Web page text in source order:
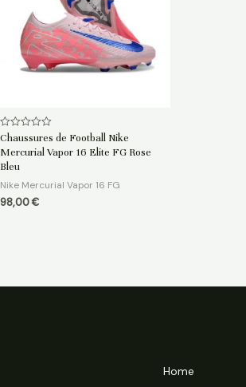
Note
sur
5
Chaussures de Football Nike
Mercurial Vapor 16 Elite FG Rose
Bleu
Nike Mercurial Vapor 16 FG
98,00€
Home